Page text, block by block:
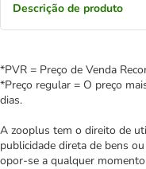
Descrição de produto
*PVR = Preço de Venda
*Preço regular = O preço
dias.
A zooplus tem o direito de
publicidade direta de bens
opor-se a qualquer